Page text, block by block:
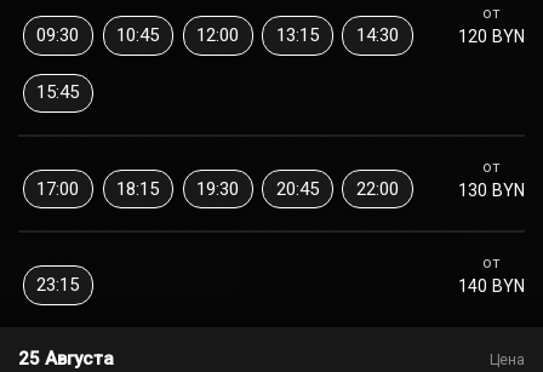
от
120 BYN
09:30 10:45 12:00 13:15 14:30
15:45
от
130 BYN
17:00 18:15 19:30 20:45 22:00
от
140 BYN
23:15
25 Августа
Цена